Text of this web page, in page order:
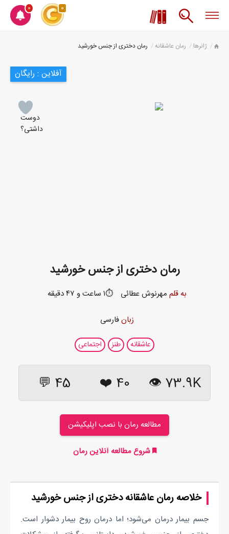
0 0
ژانرها رمان عاشقانه رمان دختری از جنس خورشید
آفلاین : رایگان
دوست
داشتی؟
رمان دختری از جنس خورشید
به قلم مهرنوش عطائی ⏱️۱ ساعت و ۴۷ دقیقه
زبانفارسی
عاشقانه طنز اجتماعی
73.9K 👁
40
❤️
45 💬
مطالعه رمان با نصب اپلیکیشن
شروع مطالعه آنلاین رمان
خلاصه رمان عاشقانه دختری از جنس خورشید
جسم بیمار درمان می‌شود؛ اما درمان روح بیمار دشوار است.